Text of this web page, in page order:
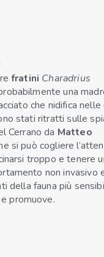
fratini Charadrius
una
che nidifica
stati ritratti sulle
Cerrano da Matteo
si può cogliere
troppo e tenere
non invasivo
della fauna più
promuove.